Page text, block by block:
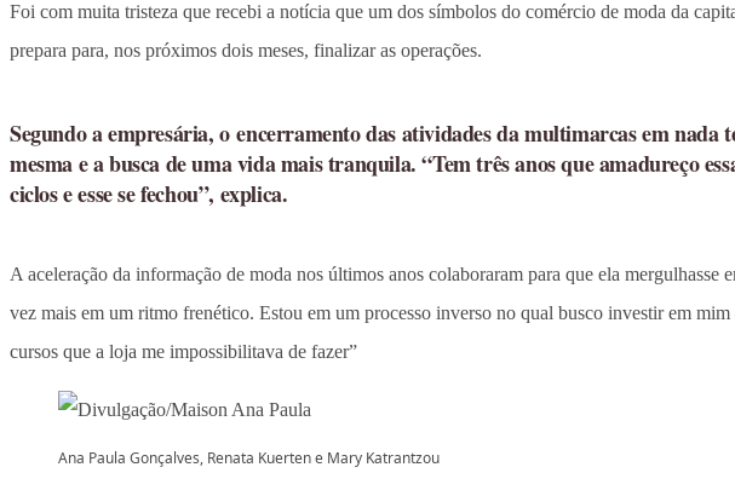
Foi com muita tristeza que recebi a notícia que um dos símbolos do comércio de moda da
prepara para, nos próximos dois meses, finalizar as operações.
Segundo a empresária, o encerramento das atividades da multimarcas em
mesma e a busca de uma vida mais tranquila. “Tem três anos que amadureço
ciclos e esse se fechou”, explica.
A aceleração da informação de moda nos últimos anos colaboraram para que ela
vez mais em um ritmo frenético. Estou em um processo inverso no qual busco investir em
cursos que a loja me impossibilitava de fazer”
Ana Paula Gonçalves, Renata Kuerten e Mary Katrantzou